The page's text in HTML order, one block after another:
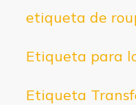
etiqueta de
Etiqueta para
Etiqueta